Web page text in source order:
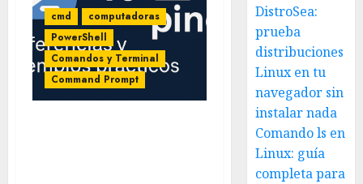
cmd
computadoras
PowerShell
Comandos y Terminal
Command Prompt
DistroSea:
prueba
distribuciones
Linux en tu
navegador sin
instalar nada
Comando ls en
Linux: guía
completa para